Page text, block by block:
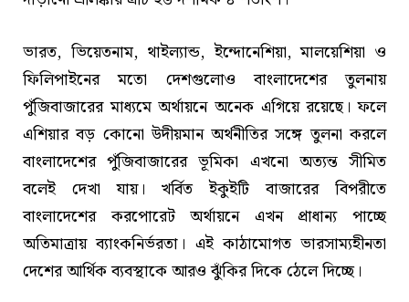
ভারত, ভিয়েতনাম, থাইল্যান্ড, ইন্দোনেশিয়া, মালয়েশিয়া ও
ফিলিপাইনের মতো দেশগুলোও বাংলাদেশের তুলনায়
পুঁজিবাজারের মাধ্যমে অর্থায়নে অনেক এগিয়ে রয়েছে। ফলে
এশিয়ার বড় কোনো উদীয়মান অর্থনীতির সঙ্গে তুলনা করলে
বাংলাদেশের পুঁজিবাজারের ভূমিকা এখনো অত্যন্ত সীমিত
বলেই দেখা যায়। খর্বিত ইকুইটি বাজারের বিপরীতে
বাংলাদেশের করপোরেট অর্থায়নে এখন প্রাধান্য পাচ্ছে
অতিমাত্রায় ব্যাংকনির্ভরতা। এই কাঠামোগত ভারসাম্যহীনতা
দেশের আর্থিক ব্যবস্থাকে আরও ঝুঁকির দিকে ঠেলে দিচ্ছে।